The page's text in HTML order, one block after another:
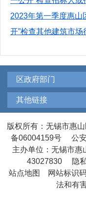
2023年第一季度惠山
开”检查其他建筑市
区政府部门
其他链接
版权所有：无锡市惠
备06004159号
公
主办单位：无锡市惠
43027830
隐
站点地图
网站标识
法和有